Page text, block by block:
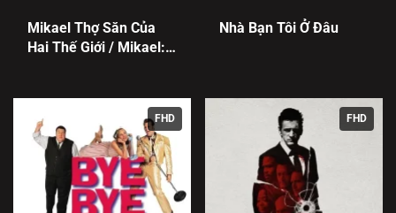
Mikael Thợ Săn Của
Hai Thế Giới / Mikael:
Nhà Bạn Tôi Ở Đâu
FHD FHD